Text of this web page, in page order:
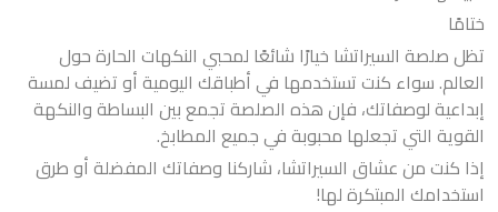
ختامًا
تظل صلصة السيراتشا خيارًا شائعًا لمحبي النكهات الحارة حول
العالم. سواء كنت تستخدمها في أطباقك اليومية أو تضيف لمسة
إبداعية لوصفاتك، فإن هذه الصلصة تجمع بين البساطة والنكهة
القوية التي تجعلها محبوبة في جميع المطابخ.
إذا كنت من عشاق السيراتشا، شاركنا وصفاتك المفضلة أو طرق
استخدامك المبتكرة لها!